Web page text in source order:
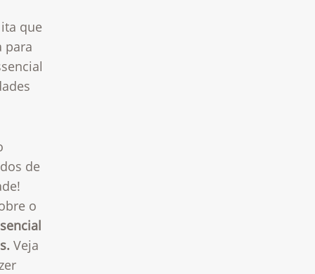
que
para
de
o
Veja